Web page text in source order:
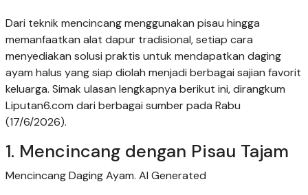
Dari teknik mencincang menggunakan pisau hingga
memanfaatkan alat dapur tradisional, setiap cara
menyediakan solusi praktis untuk mendapatkan daging
ayam halus yang siap diolah menjadi berbagai sajian favorit
keluarga. Simak ulasan lengkapnya berikut ini, dirangkum
Liputan6.com dari berbagai sumber pada Rabu
(17/6/2026).
1. Mencincang dengan Pisau Tajam
Mencincang Daging Ayam. AI Generated